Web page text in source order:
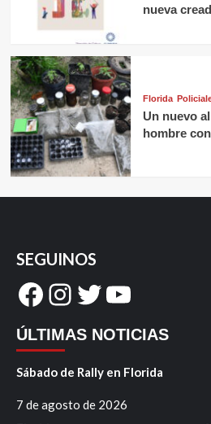
nueva
Florida
Un nuevo
hombre
SEGUINOS
Facebook
Instagram
Twitter
YouTube
ÚLTIMAS NOTICIAS
Sábado de Rally en Florida
7 de agosto de 2026